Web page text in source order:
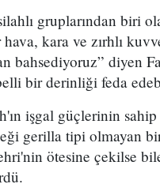
gruplarından biri
kara ve zırhlı
bahsediyoruz”
bir derinliği feda
işgal güçlerinin
gerilla tipi olmayan
ötesine çekilse